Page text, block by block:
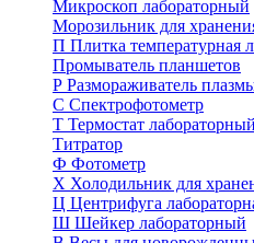
Микроскоп лабораторный
Морозильник для
П Плитка температурная
Промыватель планшетов
Р Размораживатель
С Спектрофотометр
Т Термостат лабораторный
Титратор
Ф Фотометр
Х Холодильник для
Ц Центрифуга
Ш Шейкер лабораторный